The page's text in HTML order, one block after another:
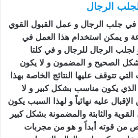
الرجال
في جلب الرجال و عمل القبول القوي
و يمكن استخدام هذا العمل في
لجلب الرجال للرجال و في كلتا
الصحيح و المضمون و لا يكون
تتوقف عليها النتائج الخاصة بهذا
الذي يكون مناسب بشكل كبير و لا
عليه نهائياً و لهذا السبب يكون
والثابتة والمضمونة بشكل كبير
من قوته أبداً و هو من مجربات